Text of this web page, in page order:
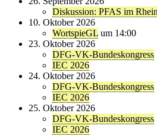
Diskussion: PFAS im Rhein
10. Oktober 2026
WortspieGL um 14:00
23. Oktober 2026
DFG-VK-Bundeskongress
IEC 2026
24. Oktober 2026
DFG-VK-Bundeskongress
IEC 2026
25. Oktober 2026
DFG-VK-Bundeskongress
IEC 2026